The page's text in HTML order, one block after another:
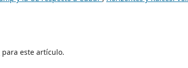
para este artículo.